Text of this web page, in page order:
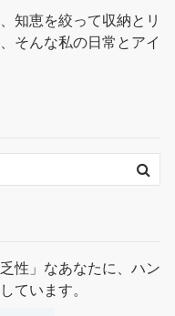
知恵を絞って収納とリ
そんな私の日常とアイ
性」なあなたに、ハン
ています。